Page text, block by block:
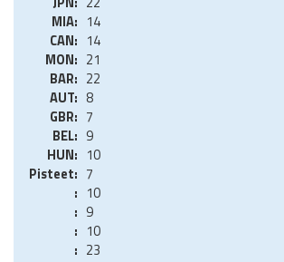
14
14
21
22
8
7
9
10
7
10
9
10
23